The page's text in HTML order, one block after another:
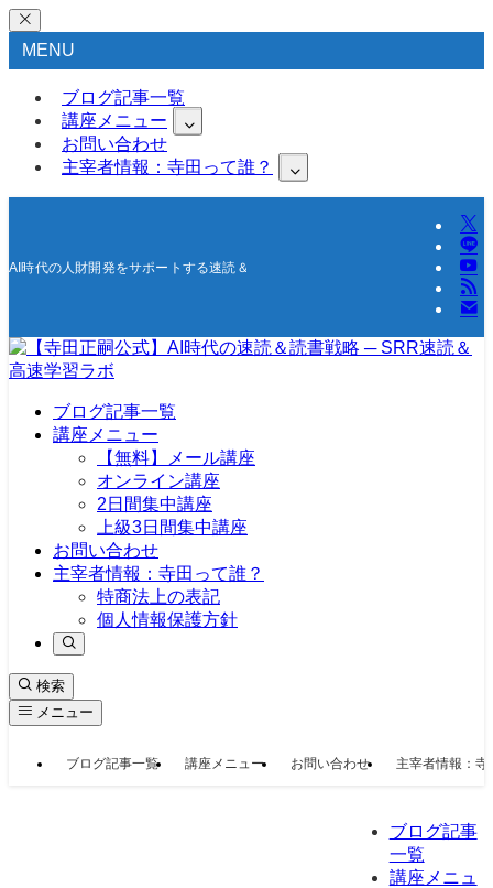
MENU
ブログ記事一覧
講座メニュー
お問い合わせ
主宰者情報：寺田って誰？
AI時代の人財開発をサポートする速読＆高速学習の研究所
ブログ記事一覧
講座メニュー
【無料】メール講座
オンライン講座
2日間集中講座
上級3日間集中講座
お問い合わせ
主宰者情報：寺田って誰？
特商法上の表記
個人情報保護方針
検索
メニュー
ブログ記事一覧 講座メニュー お問い合わせ 主宰者情報：寺
ブログ記事
一覧
講座メニュ